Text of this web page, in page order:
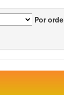
Por